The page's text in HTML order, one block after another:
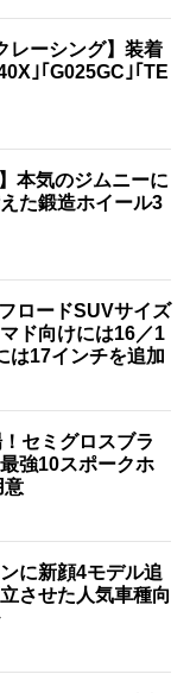
レーシング】装着
｣｢G025GC｣｢TE
本気のジムニーに
た鍛造ホイール3
ロードSUVサイズ
ド向けには16／1
は17インチを追加
セミグロスブラ
強10スポークホ
意
に新顔4モデル追
させた人気車種向